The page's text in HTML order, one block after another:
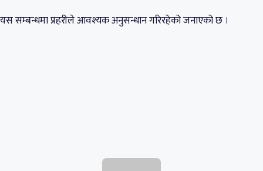
यस सम्बन्धमा प्रहरीले आवश्यक अनुसन्धान गरिरहेको जनाएको छ ।